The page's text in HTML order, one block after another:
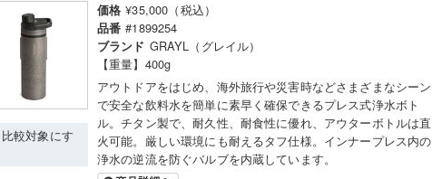
比較対象にす
価格 ¥35,000（税込）
品番 #1899254
ブランド GRAYL（グレイル）
【重量】400g
アウトドアをはじめ、海外旅行や災害時などさまざまなシーン
で安全な飲料水を簡単に素早く確保できるプレス式浄水ボト
ル。チタン製で、耐久性、耐食性に優れ、アウターボトルは直
火可能。厳しい環境にも耐えるタフ仕様。インナープレス内の
浄水の逆流を防ぐバルブを内蔵しています。